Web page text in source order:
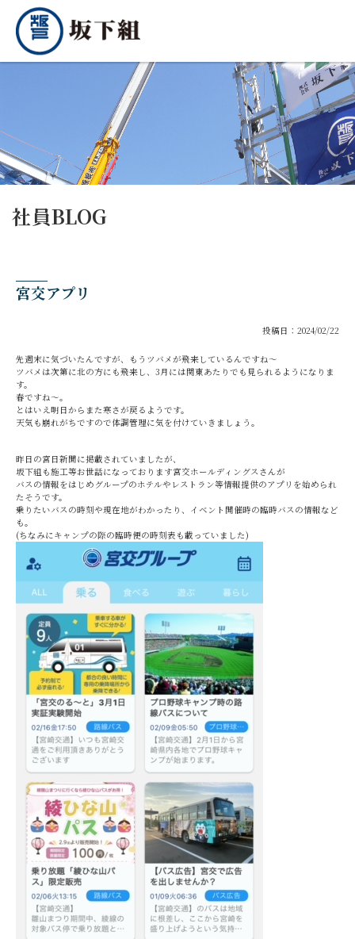
社員BLOG
宮交アプリ
投稿日：2024/02/22
先週末に気づいたんですが、もうツバメが飛来しているんですね～
ツバメは次第に北の方にも飛来し、3月には関東あたりでも見られるようになりま
す。
春ですね～。
とはいえ明日からまた寒さが戻るようです。
天気も崩れがちですので体調管理に気を付けていきましょう。
昨日の宮日新聞に掲載されていましたが、
坂下組も施工等お世話になっております宮交ホールディングスさんが
バスの情報をはじめグループのホテルやレストラン等情報提供のアプリを始められ
たそうです。
乗りたいバスの時刻や現在地がわかったり、イベント開催時の臨時バスの情報など
も。
(ちなみにキャンプの際の臨時便の時刻表も載っていました)